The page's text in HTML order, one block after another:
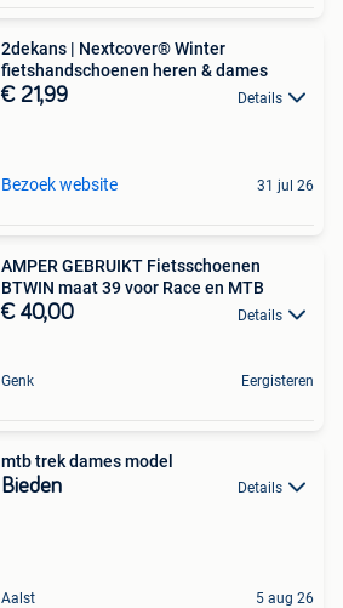
2dekans | Nextcover® Winter
fietshandschoenen heren & dames
€ 21,99 Details
Bezoek website 31 jul 26
AMPER GEBRUIKT Fietsschoenen
BTWIN maat 39 voor Race en MTB
€ 40,00 Details
Genk Eergisteren
mtb trek dames model
Bieden Details
Aalst 5 aug 26